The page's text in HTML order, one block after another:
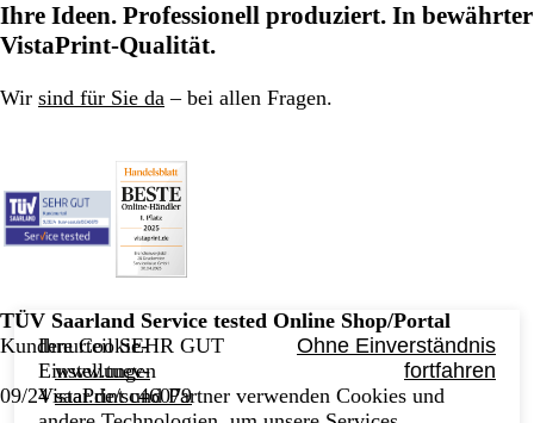
Ihre Ideen. Professionell produziert. In bewährter
VistaPrint-Qualität.
Wir sind für Sie da – bei allen Fragen.
TÜV Saarland Service tested Online Shop/Portal
Kundenurteil SEHR GUT
09/24
www.tuev-
saar.de/sc46079
Ihre Cookie-
Einstellungen
Ohne Einverständnis
fortfahren
VistaPrint und Partner verwenden Cookies und